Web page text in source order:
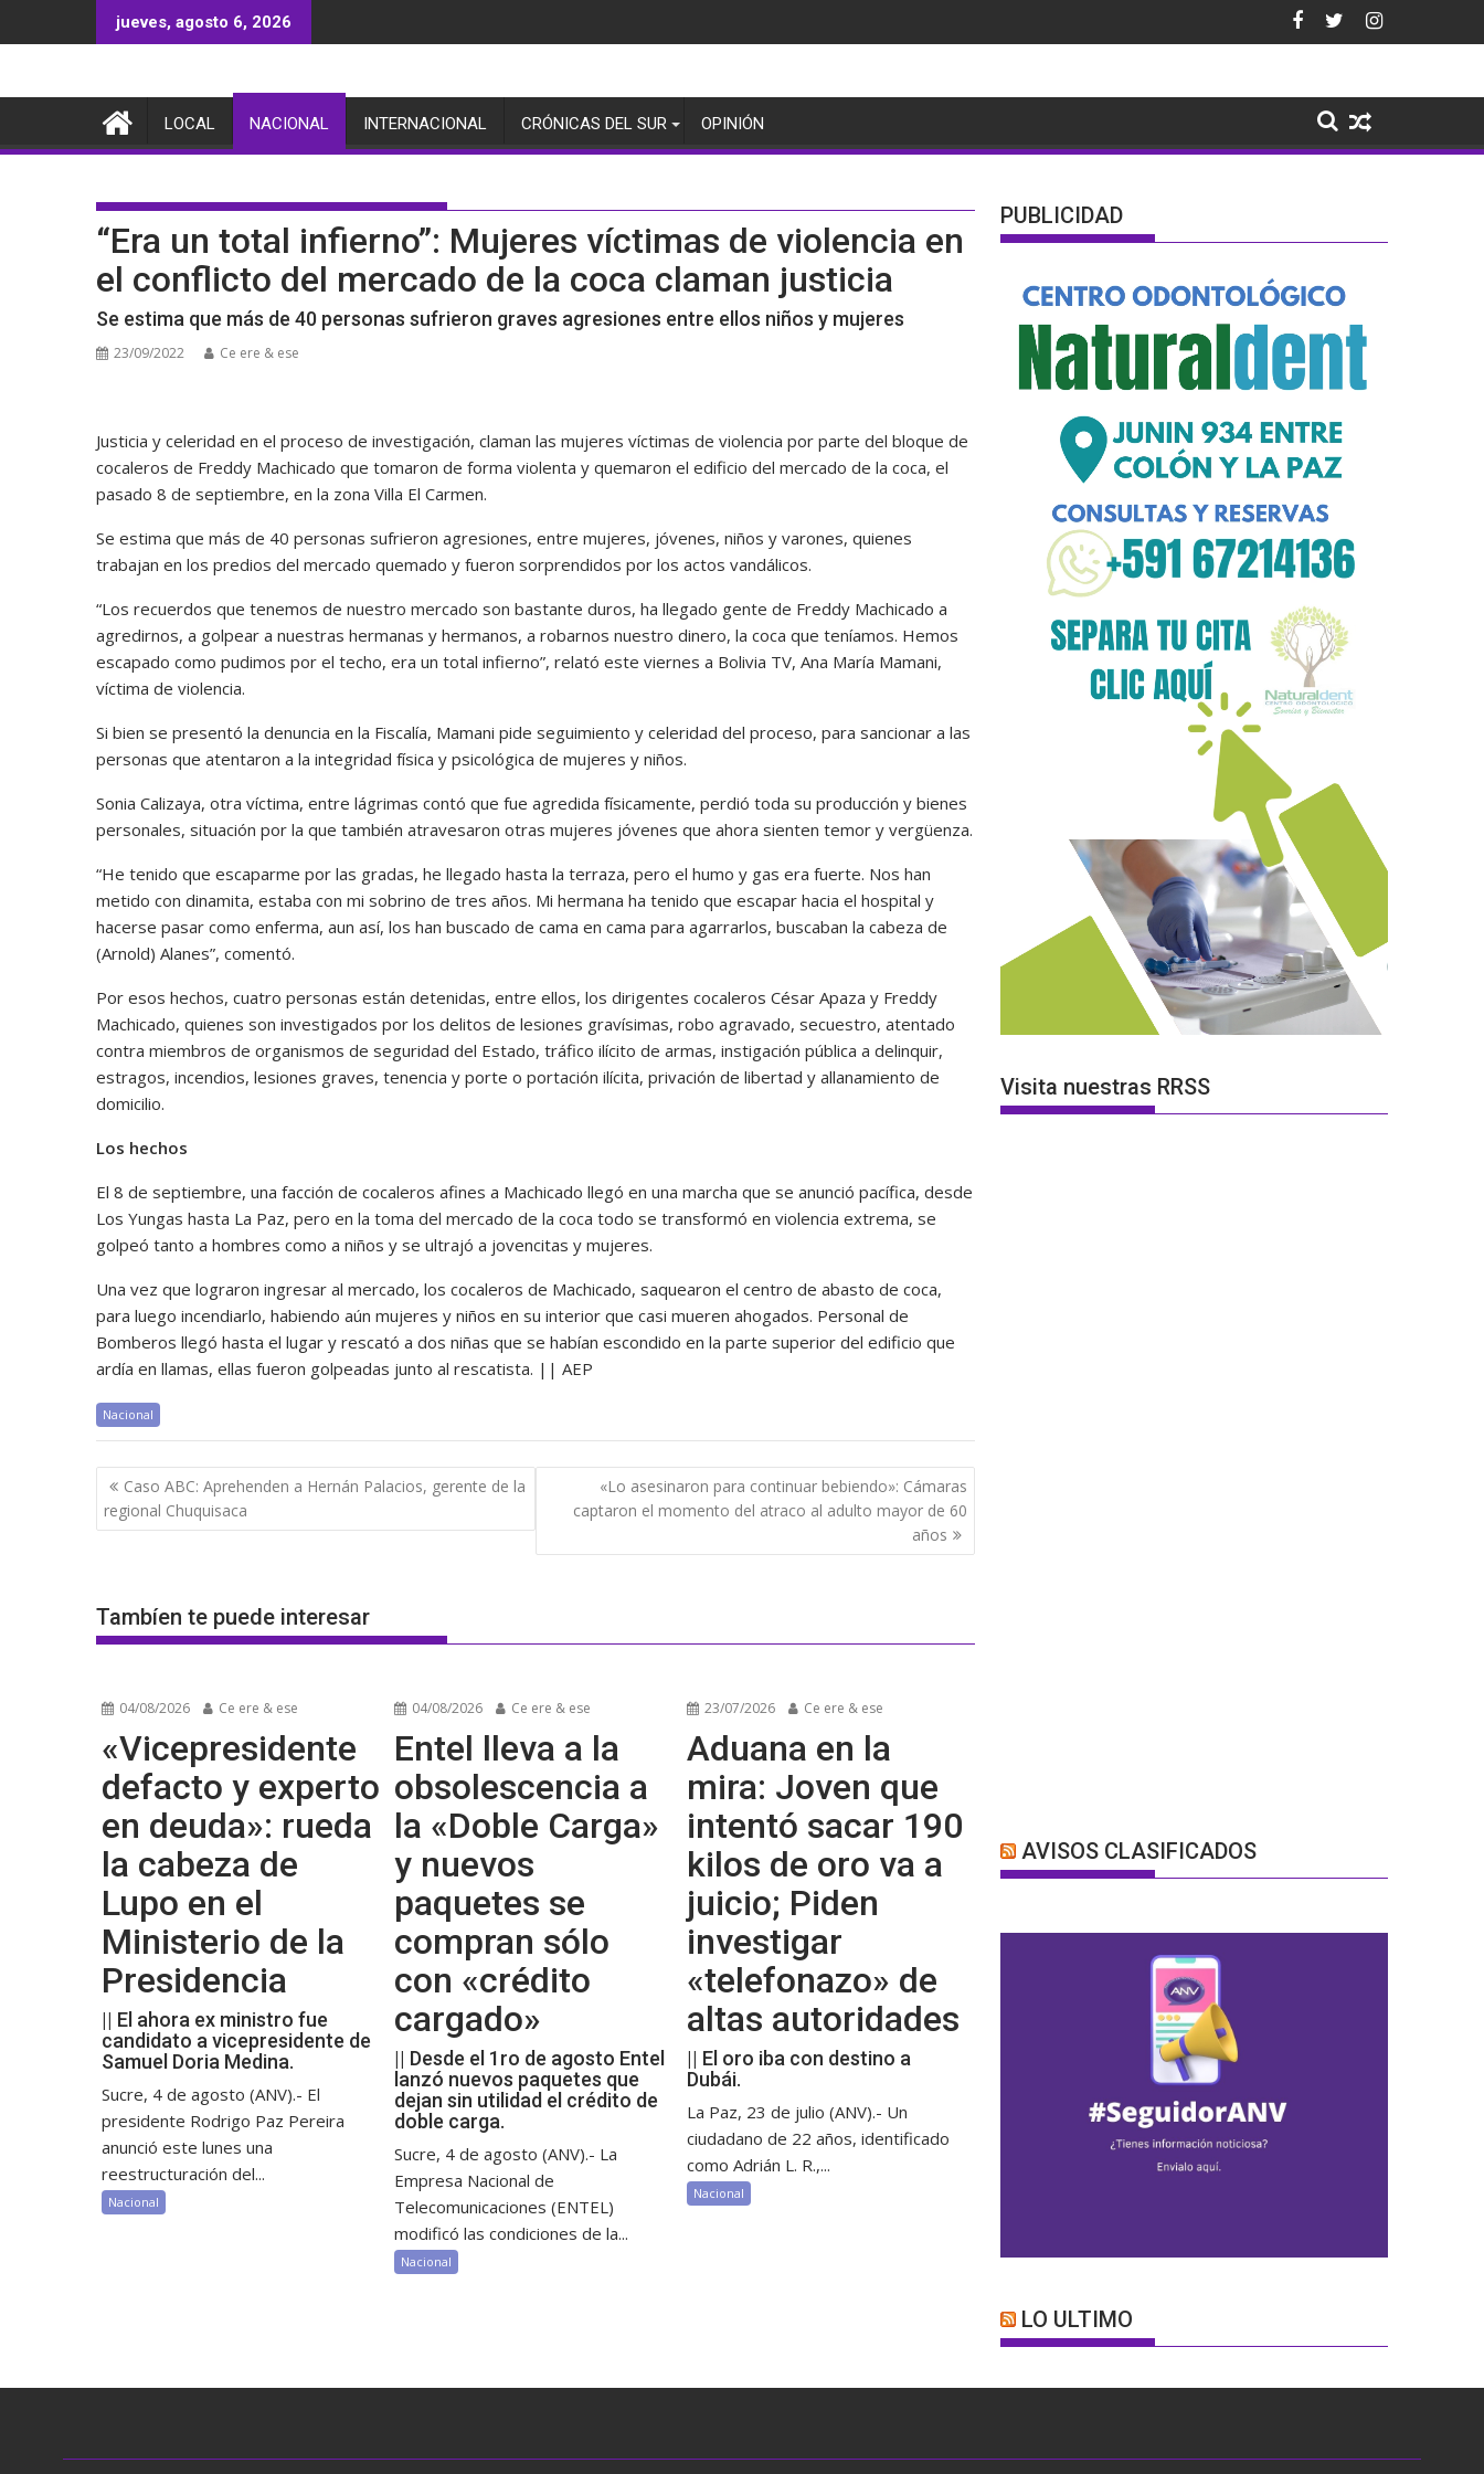
al
jueves, agosto 6, 2026
LOCAL NACIONAL INTERNACIONAL CRÓNICAS DEL SUR OPINIÓN
“Era un total infierno”: Mujeres víctimas de violencia en
el conflicto del mercado de la coca claman justicia
Se estima que más de 40 personas sufrieron graves agresiones entre ellos niños y mujeres
23/09/2022 Ce ere & ese
Justicia y celeridad en el proceso de investigación, claman las mujeres víctimas de violencia por parte del bloque de
cocaleros de Freddy Machicado que tomaron de forma violenta y quemaron el edificio del mercado de la coca, el
pasado 8 de septiembre, en la zona Villa El Carmen.
Se estima que más de 40 personas sufrieron agresiones, entre mujeres, jóvenes, niños y varones, quienes
trabajan en los predios del mercado quemado y fueron sorprendidos por los actos vandálicos.
“Los recuerdos que tenemos de nuestro mercado son bastante duros, ha llegado gente de Freddy Machicado a
agredirnos, a golpear a nuestras hermanas y hermanos, a robarnos nuestro dinero, la coca que teníamos. Hemos
escapado como pudimos por el techo, era un total infierno”, relató este viernes a Bolivia TV, Ana María Mamani,
víctima de violencia.
Si bien se presentó la denuncia en la Fiscalía, Mamani pide seguimiento y celeridad del proceso, para sancionar a las
personas que atentaron a la integridad física y psicológica de mujeres y niños.
Sonia Calizaya, otra víctima, entre lágrimas contó que fue agredida físicamente, perdió toda su producción y bienes
personales, situación por la que también atravesaron otras mujeres jóvenes que ahora sienten temor y vergüenza.
“He tenido que escaparme por las gradas, he llegado hasta la terraza, pero el humo y gas era fuerte. Nos han
metido con dinamita, estaba con mi sobrino de tres años. Mi hermana ha tenido que escapar hacia el hospital y
hacerse pasar como enferma, aun así, los han buscado de cama en cama para agarrarlos, buscaban la cabeza de
(Arnold) Alanes”, comentó.
Por esos hechos, cuatro personas están detenidas, entre ellos, los dirigentes cocaleros César Apaza y Freddy
Machicado, quienes son investigados por los delitos de lesiones gravísimas, robo agravado, secuestro, atentado
contra miembros de organismos de seguridad del Estado, tráfico ilícito de armas, instigación pública a delinquir,
estragos, incendios, lesiones graves, tenencia y porte o portación ilícita, privación de libertad y allanamiento de
domicilio.
Los hechos
El 8 de septiembre, una facción de cocaleros afines a Machicado llegó en una marcha que se anunció pacífica, desde
Los Yungas hasta La Paz, pero en la toma del mercado de la coca todo se transformó en violencia extrema, se
golpeó tanto a hombres como a niños y se ultrajó a jovencitas y mujeres.
Una vez que lograron ingresar al mercado, los cocaleros de Machicado, saquearon el centro de abasto de coca,
para luego incendiarlo, habiendo aún mujeres y niños en su interior que casi mueren ahogados. Personal de
Bomberos llegó hasta el lugar y rescató a dos niñas que se habían escondido en la parte superior del edificio que
ardía en llamas, ellas fueron golpeadas junto al rescatista. || AEP
Nacional
Navegación
de
entradas
Caso ABC: Aprehenden a Hernán Palacios, gerente de la
regional Chuquisaca
«Lo asesinaron para continuar bebiendo»: Cámaras
captaron el momento del atraco al adulto mayor de 60
años
Tambíen te puede interesar
04/08/2026 Ce ere & ese
«Vicepresidente
defacto y experto
en deuda»: rueda
la cabeza de
Lupo en el
Ministerio de la
Presidencia
|| El ahora ex ministro fue
candidato a vicepresidente de
Samuel Doria Medina.
Sucre, 4 de agosto (ANV).- El
presidente Rodrigo Paz Pereira
anunció este lunes una
reestructuración del...
Nacional
04/08/2026 Ce ere & ese
Entel lleva a la
obsolescencia a
la «Doble Carga»
y nuevos
paquetes se
compran sólo
con «crédito
cargado»
|| Desde el 1ro de agosto Entel
lanzó nuevos paquetes que
dejan sin utilidad el crédito de
doble carga.
Sucre, 4 de agosto (ANV).- La
Empresa Nacional de
Telecomunicaciones (ENTEL)
modificó las condiciones de la...
Nacional
23/07/2026 Ce ere & ese
Aduana en la
mira: Joven que
intentó sacar 190
kilos de oro va a
juicio; Piden
investigar
«telefonazo» de
altas autoridades
|| El oro iba con destino a
Dubái.
La Paz, 23 de julio (ANV).- Un
ciudadano de 22 años, identificado
como Adrián L. R.,...
Nacional
PUBLICIDAD
Visita nuestras RRSS
AVISOS CLASIFICADOS
LO ULTIMO